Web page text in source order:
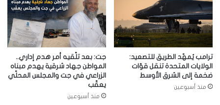
ترامب يُمهّد الطريق للتصعيد:
الولايات المتحدة تنقل قوّات
ضخمة إلى الشرق الأوسط
منذ أسبوعين
جت: بعد تلّقيه أمر هدم إداري..
المواطن جهاد شرقية يهدم مبناه
الزراعي في جت والمجلس المحلّي
يعقّب
منذ أسبوعين